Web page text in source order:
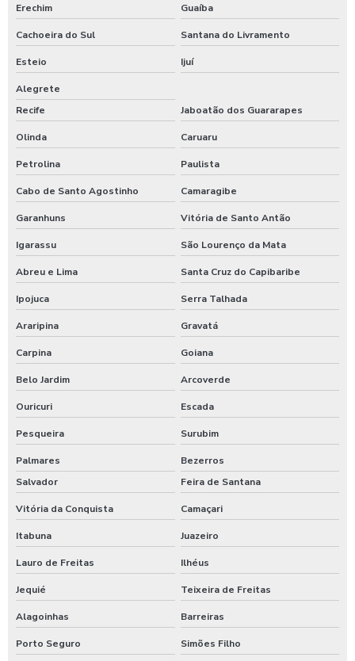
Erechim Guaíba
Cachoeira do Sul Santana do Livramento
Esteio Ijuí
Alegrete
Recife
Jaboatão dos Guararapes
Olinda Caruaru
Petrolina Paulista
Cabo de Santo Agostinho Camaragibe
Garanhuns Vitória de Santo Antão
Igarassu São Lourenço da Mata
Abreu e Lima Santa Cruz do Capibaribe
Ipojuca Serra Talhada
Araripina Gravatá
Carpina Goiana
Belo Jardim Arcoverde
Ouricuri Escada
Pesqueira Surubim
Palmares
Bezerros
Salvador
Feira de Santana
Vitória da Conquista Camaçari
Itabuna Juazeiro
Lauro de Freitas Ilhéus
Jequié Teixeira de Freitas
Alagoinhas Barreiras
Porto Seguro Simões Filho